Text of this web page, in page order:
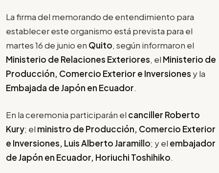
La firma del memorando de entendimiento para
establecer este organismo está prevista para el
martes 16 de junio en Quito, según informaron el
Ministerio de Relaciones Exteriores, el Ministerio de
Producción, Comercio Exterior e Inversiones y la
Embajada de Japón en Ecuador.
En la ceremonia participarán el canciller Roberto
Kury; el ministro de Producción, Comercio Exterior
e Inversiones, Luis Alberto Jaramillo; y el embajador
de Japón en Ecuador, Horiuchi Toshihiko.